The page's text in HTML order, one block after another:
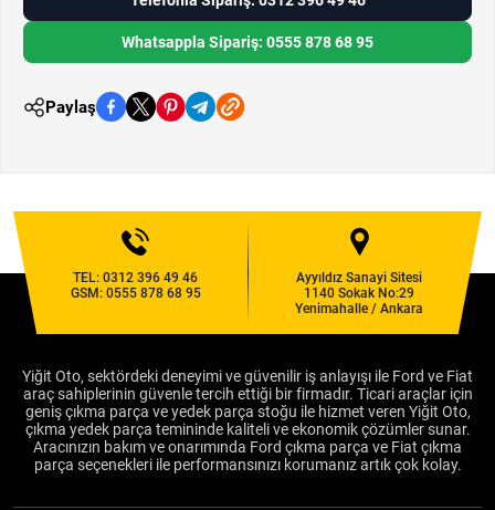
Whatsappla Sipariş: 0555 878 68 95
Paylaş
TEL:0312 396 49 46
GSM: 0555 878 68 95
Ayyıldız Sanayi Sitesi
1140 Sokak No:29
Yenimahalle / Ankara
Yiğit Oto, sektördeki deneyimi ve güvenilir iş anlayışı ile Ford ve Fiat
araç sahiplerinin güvenle tercih ettiği bir firmadır. Ticari araçlar için
geniş çıkma parça ve yedek parça stoğu ile hizmet veren Yiğit Oto,
çıkma yedek parça temininde kaliteli ve ekonomik çözümler sunar.
Aracınızın bakım ve onarımında Ford çıkma parça ve Fiat çıkma
parça seçenekleri ile performansınızı korumanız artık çok kolay.